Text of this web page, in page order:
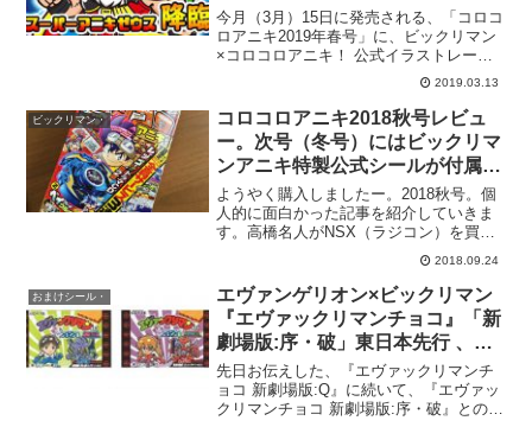
敷きが付いてくる！3月15日
（金）発売。
今月（3月）15日に発売される、「コロコ
ロアニキ2019年春号」に、ビックリマン
×コロコロアニキ！ 公式イラストレータ
ー謹製「スーパーアニキゼウス」下敷き
が付録として同梱されることが発表され
ました！【アニキ春号スクープ】ビック
リマン×コロコ...
2019.03.13
ビックリマン・
コロコロアニキ2018秋号レビュ
ー。次号（冬号）にはビックリマ
ンアニキ特製公式シールが付属す
る模様。
ようやく購入しましたー。2018秋号。個
人的に面白かった記事を紹介していきま
す。高橋名人がNSX（ラジコン）を買っ
たスクープが！なんて笑顔で遊ぶんだw。
防水・防塵のバクソーハー、めちゃ楽し
そうなんだよなぁ。その他、マンガピッ
クアップ。だがし...
2018.09.24
おまけシール・
エヴァンゲリオン×ビックリマン
『エヴァックリマンチョコ』「新
劇場版:序・破」東日本先行 、
「新劇場版:Q」西日本先行で
2020年6月23日発売！各24種、一
部店舗にて予約受付中。
先日お伝えした、『エヴァックリマンチ
ョコ 新劇場版:Q』に続いて、『エヴァッ
クリマンチョコ 新劇場版:序・破』とのセ